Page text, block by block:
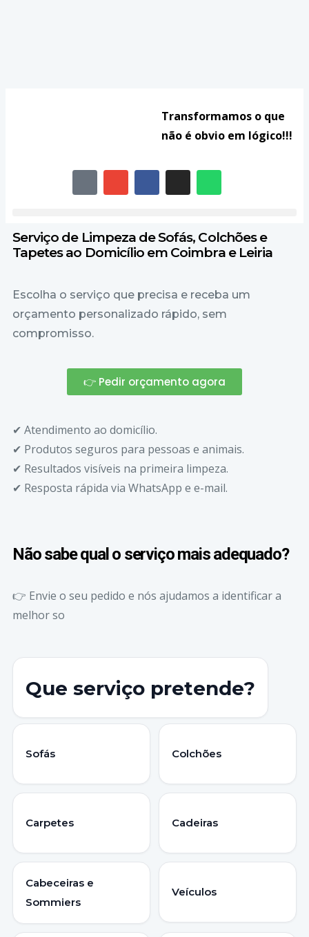
Transformamos o que
não é obvio em lógico!!!
Serviço de Limpeza de Sofás, Colchões e
Tapetes ao Domicílio em Coimbra e Leiria
Escolha o serviço que precisa e receba um
orçamento personalizado rápido, sem
compromisso.
👉 Pedir orçamento agora
✔ Atendimento ao domicílio.
✔ Produtos seguros para pessoas e animais.
✔ Resultados visíveis na primeira limpeza.
✔ Resposta rápida via WhatsApp e e-mail.
Não sabe qual o serviço mais adequado?
👉 Envie o seu pedido e nós ajudamos a identificar a
melhor so
Que serviço pretende?
Sofás Colchões
Carpetes Cadeiras
Cabeceiras e
Sommiers
Veículos